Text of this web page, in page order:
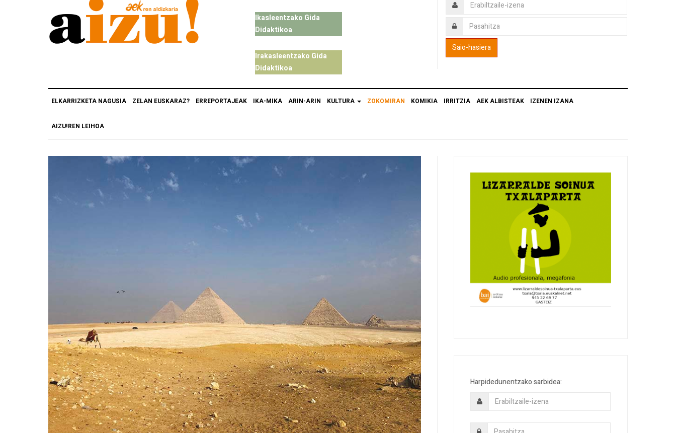
Ikasleentzako Gida
Didaktikoa
Irakasleentzako Gida
Didaktikoa
ELKARRIZKETA NAGUSIA ZELAN EUSKARAZ? ERREPORTAJEAK IKA-MIKA ARIN-ARIN KULTURA ZOKOMIRAN KOMIKIA IRRITZIA AEK ALBISTEAK IZENEN IZANA
AIZU!REN LEIHOA
Harpidedunentzako sarbidea: